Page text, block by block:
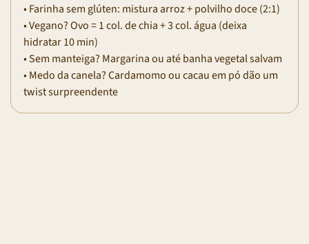
• Farinha sem glúten: mistura arroz + polvilho doce (2:1)
• Vegano? Ovo = 1 col. de chia + 3 col. água (deixa
hidratar 10 min)
• Sem manteiga? Margarina ou até banha vegetal salvam
• Medo da canela? Cardamomo ou cacau em pó dão um
twist surpreendente